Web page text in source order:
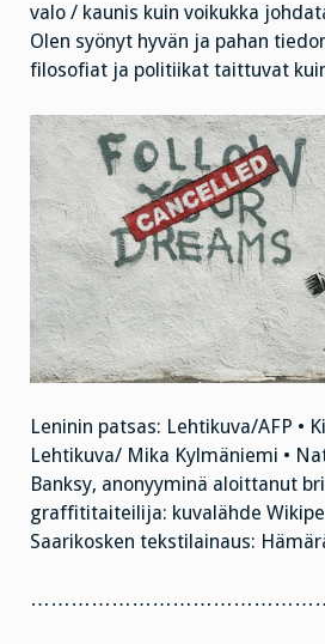
valo / kaunis kuin voikukka
Olen syönyt hyvän ja pahan
filosofiat ja politiikat taittuvat
Leninin patsas: Lehtikuva/AFP •
Lehtikuva/ Mika Kylmäniemi •
Banksy, anonyyminä aloittanut
graffititaiteilija: kuvalähde
Saarikosken tekstilainaus: